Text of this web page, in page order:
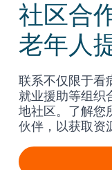
社区合
老年人
联系不仅限于看
就业援助等组织
地社区。了解您
伙伴，以获取资